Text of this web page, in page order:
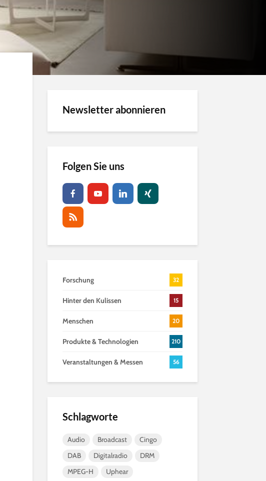
Newsletter abonnieren
Folgen Sie uns
Forschung 32
Hinter den Kulissen 15
Menschen 20
Produkte & Technologien 210
Veranstaltungen & Messen 56
Schlagworte
Audio Broadcast
Cingo
DAB
Digitalradio
DRM
MPEG-H
Uphear